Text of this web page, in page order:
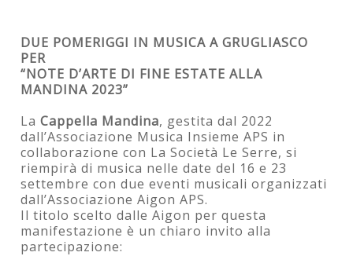
DUE POMERIGGI IN MUSICA A GRUGLIASCO
PER
“NOTE D’ARTE DI FINE ESTATE ALLA
MANDINA 2023”
LaCappella Mandina, gestita dal 2022
dall’Associazione Musica Insieme APS in
collaborazione con La Società Le Serre, si
riempirà di musica nelle date del 16 e 23
settembre con due eventi musicali organizzati
dall’Associazione Aigon APS.
Il titolo scelto dalle Aigon per questa
manifestazione è un chiaro invito alla
partecipazione: